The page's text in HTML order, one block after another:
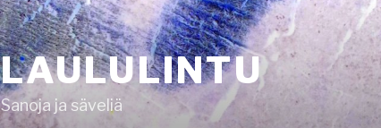
LAULULINTU
Sanoja ja säveliä